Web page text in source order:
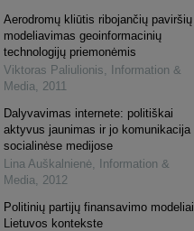
Aerodromų kliūtis ribojančių paviršių
modeliavimas geoinformacinių
technologijų priemonėmis
Viktoras Paliulionis,
Information &
Media, 2011
Dalyvavimas internete: politiškai
aktyvus jaunimas ir jo komunikacija
socialinėse medijose
Lina Auškalnienė,
Information &
Media, 2012
Politinių partijų finansavimo modeliai
Lietuvos kontekste